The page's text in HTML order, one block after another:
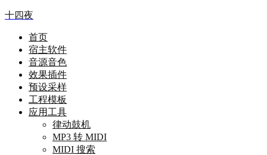
十四夜
首页
宿主软件
音源音色
效果插件
预设采样
工程模板
应用工具
律动鼓机
MP3 转 MIDI
MIDI 搜索